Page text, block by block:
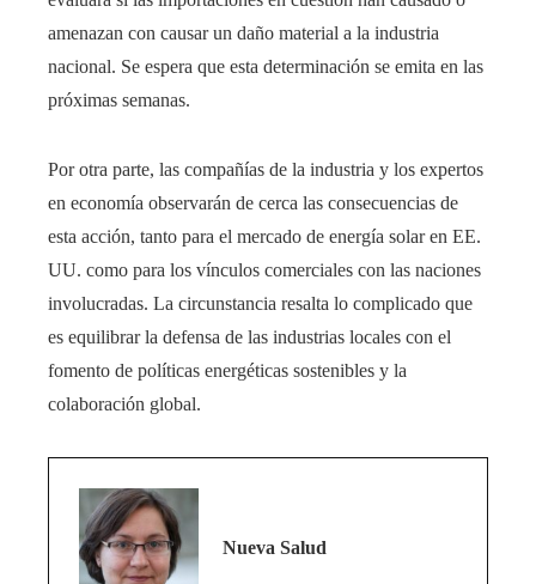
amenazan con causar un daño material a la industria
nacional. Se espera que esta determinación se emita en las
próximas semanas.​
Por otra parte, las compañías de la industria y los expertos
en economía observarán de cerca las consecuencias de
esta acción, tanto para el mercado de energía solar en EE.
UU. como para los vínculos comerciales con las naciones
involucradas. La circunstancia resalta lo complicado que
es equilibrar la defensa de las industrias locales con el
fomento de políticas energéticas sostenibles y la
colaboración global.
Nueva Salud